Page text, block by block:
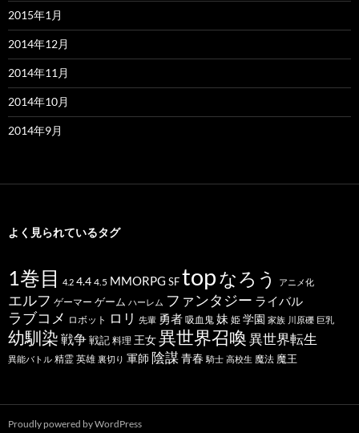
2015年1月
2014年12月
2014年11月
2014年10月
2014年9月
よく見られているタグ
1巻目 4.2 4.4 4.5 MMORPG SFtopなろう アニメ化
エルフ ゲーマー ゲーム ハーレム ファンタジー ライバル
ラブコメ ロボット ロリ 先輩 勇者 吸血鬼 妹 姫 学園 家族 川原礫 巨乳
幼馴染 戦争戦記 料理 王女異世界召喚異世界転生
異能バトル 精霊 英雄 裏切り 軍師 陰謀青春 騎士 高校生 魔法 魔王
Proudly powered by WordPress